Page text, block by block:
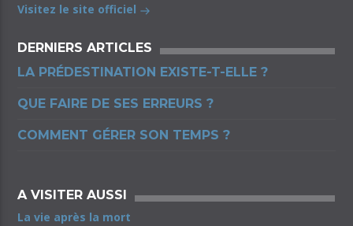
Visitez le site officiel
DERNIERS ARTICLES
LA PRÉDESTINATION EXISTE-T-ELLE ?
QUE FAIRE DE SES ERREURS ?
COMMENT GÉRER SON TEMPS ?
A VISITER AUSSI
La vie après la mort